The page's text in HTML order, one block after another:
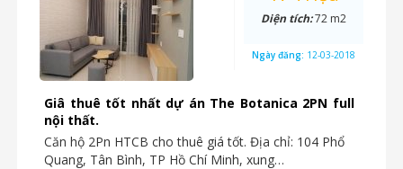
Giâ thuê tốt nhất dự án The Botanica 2PN full
nội thất.
Căn hộ 2Pn HTCB cho thuê giá tốt. Địa chỉ: 104 Phổ
Quang, Tân Bình, TP Hồ Chí Minh, xung…
Diện tích:72 m2
Ngày đăng: 12-03-2018